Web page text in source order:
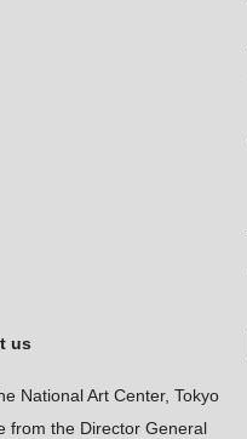
us
National Art Center, Tokyo
from the Director General